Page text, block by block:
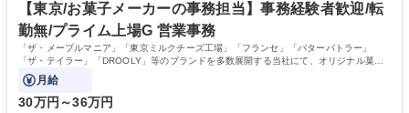
援します。 学歴・資格 学歴：大学院 大学 語学力： 資格：
【東京/お菓子メーカーの事務担当】事務経験者歓迎/転
勤無/プライム上場G 営業事務
「ザ・メープルマニア」「東京ミルクチーズ工場」「フランセ」「バターバトラー」
「ザ・テイラー」「DROOLY」等のブランドを多数展開する当社にて、オリジナル菓子
ブランド商品の事務業務をお任せいたします。
月給
30万円～36万円